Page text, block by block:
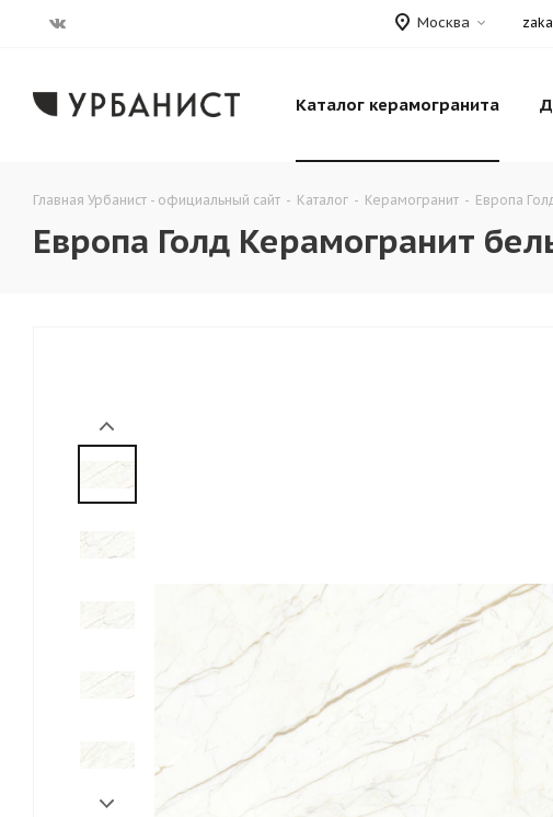
Москва
Каталог керамогранита
Главная Урбанист - официальный сайт - Каталог - Керамогранит - Европа
Европа Голд Керамогранит